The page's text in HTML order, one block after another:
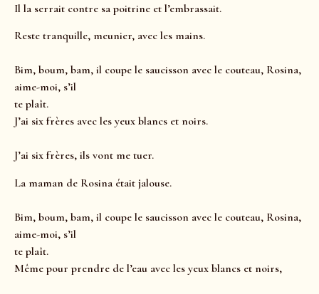
Il la serrait contre sa poitrine et l’embrassait.
Reste tranquille, meunier, avec les mains.
Bim, boum, bam, il coupe le saucisson avec le couteau, Rosina,
aime-moi, s’il
te plaît.
J’ai six frères avec les yeux blancs et noirs.
J’ai six frères, ils vont me tuer.
La maman de Rosina était jalouse.
Bim, boum, bam, il coupe le saucisson avec le couteau, Rosina,
aime-moi, s’il
te plaît.
Même pour prendre de l’eau avec les yeux blancs et noirs,